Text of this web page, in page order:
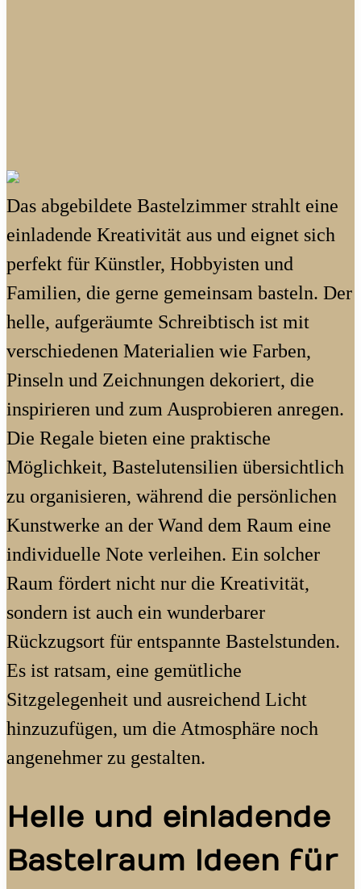
Das abgebildete Bastelzimmer strahlt eine
einladende Kreativität aus und eignet sich
perfekt für Künstler, Hobbyisten und
Familien, die gerne gemeinsam basteln. Der
helle, aufgeräumte Schreibtisch ist mit
verschiedenen Materialien wie Farben,
Pinseln und Zeichnungen dekoriert, die
inspirieren und zum Ausprobieren anregen.
Die Regale bieten eine praktische
Möglichkeit, Bastelutensilien übersichtlich
zu organisieren, während die persönlichen
Kunstwerke an der Wand dem Raum eine
individuelle Note verleihen. Ein solcher
Raum fördert nicht nur die Kreativität,
sondern ist auch ein wunderbarer
Rückzugsort für entspannte Bastelstunden.
Es ist ratsam, eine gemütliche
Sitzgelegenheit und ausreichend Licht
hinzuzufügen, um die Atmosphäre noch
angenehmer zu gestalten.
Helle und einladende
Bastelraum Ideen für